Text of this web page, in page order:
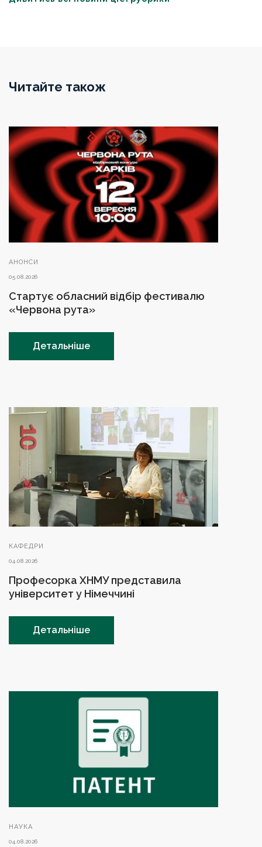
Читайте також
АНОНСИ
05.08.2026
Стартує обласний відбір фестивалю
«Червона рута»
Детальніше
КАФЕДРИ
04.08.2026
Професорка ХНМУ представила
університет у Німеччині
Детальніше
НАУКА
04.08.2026